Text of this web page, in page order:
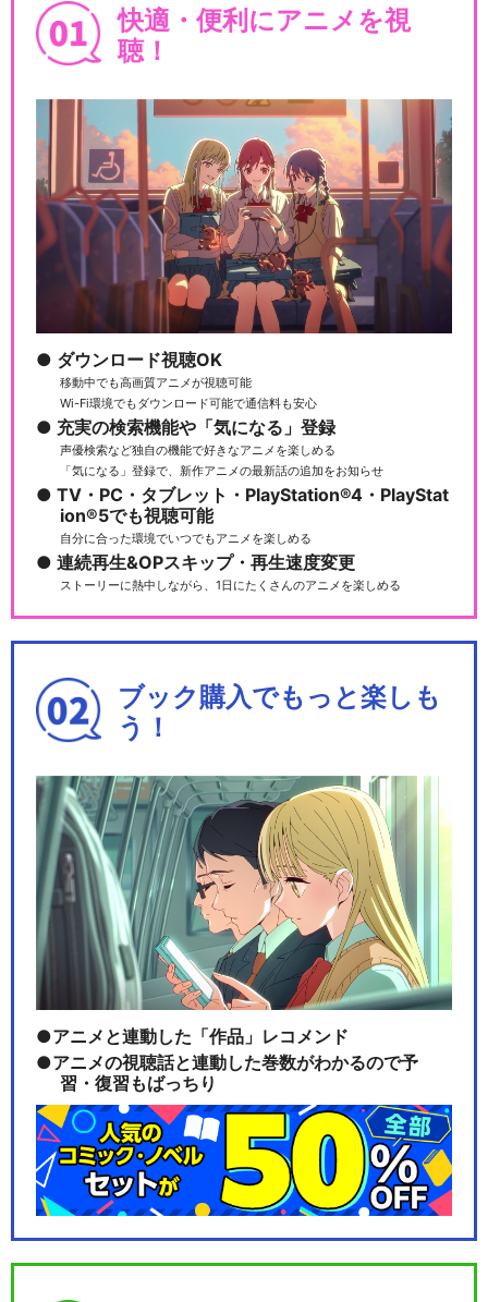
快適・便利にアニメを視
聴！
ダウンロード視聴OK
移動中でも高画質アニメが視聴可能
Wi-Fi環境でもダウンロード可能で通信料も安心
充実の検索機能や「気になる」登録
声優検索など独自の機能で好きなアニメを楽しめる
「気になる」登録で、新作アニメの最新話の追加をお知らせ
TV・PC・タブレット・PlayStation®4・PlayStat
ion®5でも視聴可能
自分に合った環境でいつでもアニメを楽しめる
連続再生&OPスキップ・再生速度変更
ストーリーに熱中しながら、1日にたくさんのアニメを楽しめる
ブック購入でもっと楽しも
う！
アニメと連動した「作品」レコメンド
アニメの視聴話と連動した巻数がわかるので予
習・復習もばっちり